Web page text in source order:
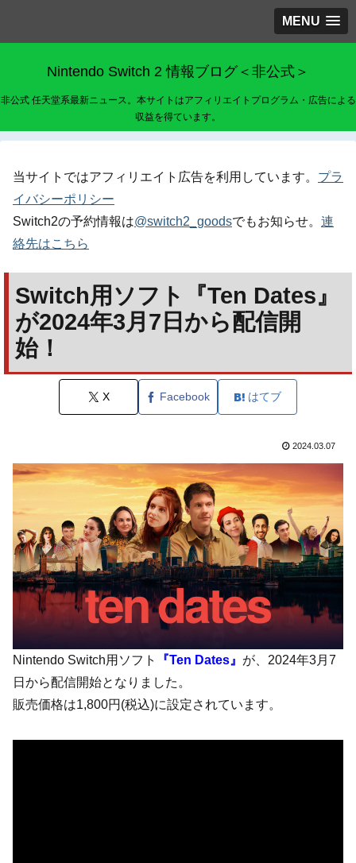
MENU
Nintendo Switch 2 情報ブログ＜非公式＞
非公式 任天堂系最新ニュース。本サイトはアフィリエイトプログラム・広告による
収益を得ています。
当サイトではアフィリエイト広告を利用しています。 プラ
イバシーポリシー
Switch2の予約情報は@switch2_goodsでもお知らせ。 連
絡先はこちら
Switch用ソフト『Ten Dates』
が2024年3月7日から配信開
始！
X Facebook はてブ
2024.03.07
Nintendo Switch用ソフト 『Ten Dates』 が、2024年3月7
日から配信開始となりました。
販売価格は1,800円(税込)に設定されています。